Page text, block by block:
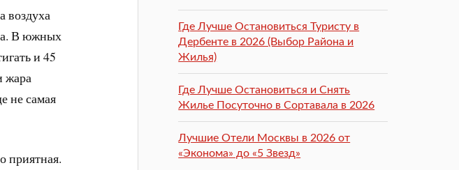
воздуха
В южных
и 45
жара
не самая
приятная.
Где Лучше Остановиться Туристу в
Дербенте в 2026 (Выбор Района и
Жилья)
Где Лучше Остановиться и Снять
Жилье Посуточно в Сортавала в 2026
Лучшие Отели Москвы в 2026 от
«Эконома» до «5 Звезд»